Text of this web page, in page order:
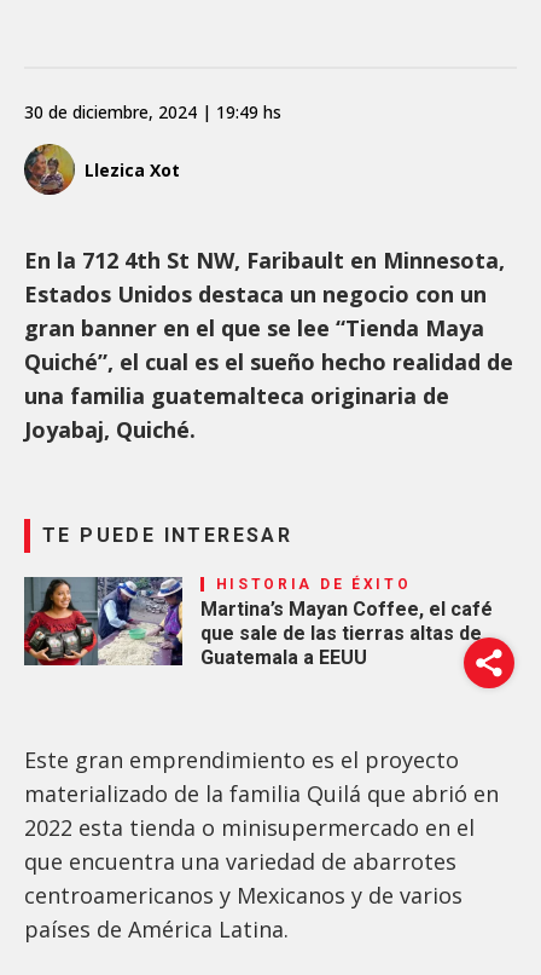
Llezica Xot
30 de diciembre, 2024 | 19:49 hs
En la 712 4th St NW, Faribault en Minnesota,
Estados Unidos destaca un negocio con un
gran banner en el que se lee “Tienda Maya
Quiché”, el cual es el sueño hecho realidad de
una familia guatemalteca originaria de
Joyabaj, Quiché.
TE PUEDE INTERESAR
HISTORIA DE ÉXITO
Martina’s Mayan Coffee, el café
que sale de las tierras altas de
Guatemala a EEUU
Este gran emprendimiento es el proyecto
materializado de la familia Quilá que abrió en
2022 esta tienda o minisupermercado en el
que encuentra una variedad de abarrotes
centroamericanos y Mexicanos y de varios
países de América Latina.